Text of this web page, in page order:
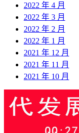
2022 年 4 月
2022 年 3 月
2022 年 2 月
2022 年 1 月
2021 年 12 月
2021 年 11 月
2021 年 10 月